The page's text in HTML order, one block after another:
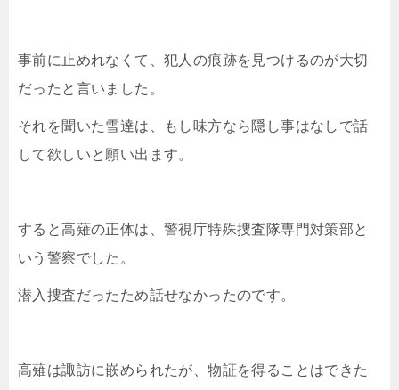
事前に止めれなくて、犯人の痕跡を見つけるのが大切
だったと言いました。
それを聞いた雪達は、もし味方なら隠し事はなしで話
して欲しいと願い出ます。
すると高薙の正体は、警視庁特殊捜査隊専門対策部と
いう警察でした。
潜入捜査だったため話せなかったのです。
高薙は諏訪に嵌められたが、物証を得ることはできた